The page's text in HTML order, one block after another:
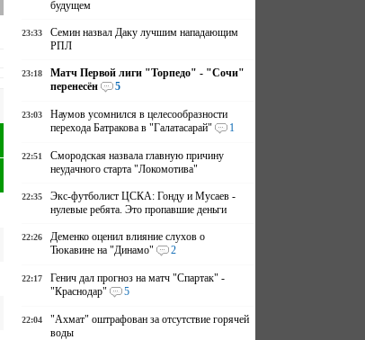
будущем
23:33
Семин назвал Даку лучшим нападающим
РПЛ
23:18
Матч Первой лиги "Торпедо" - "Сочи"
перенесён
5
23:03
Наумов усомнился в целесообразности
перехода Батракова в "Галатасарай"
1
22:51
Смородская назвала главную причину
неудачного старта "Локомотива"
22:35
Экс-футболист ЦСКА: Гонду и Мусаев -
нулевые ребята. Это пропавшие деньги
22:26
Деменко оценил влияние слухов о
Тюкавине на "Динамо"
2
22:17
Генич дал прогноз на матч "Спартак" -
"Краснодар"
5
22:04
"Ахмат" оштрафован за отсутствие горячей
воды